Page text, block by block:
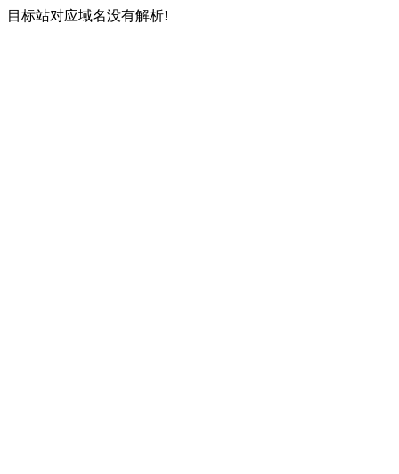
目标站对应域名没有解析!